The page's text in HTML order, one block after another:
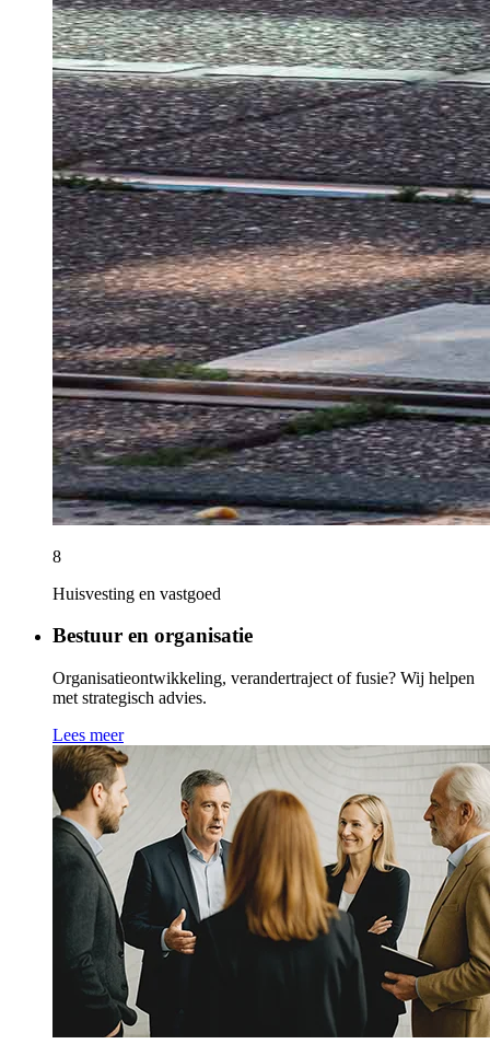
8
Huisvesting en vastgoed
Bestuur en organisatie
Organisatieontwikkeling, verandertraject of fusie? Wij helpen
met strategisch advies.
Lees meer